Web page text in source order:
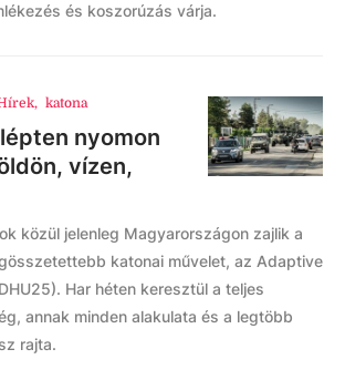
és koszorúzás várja.
, katona
nyomon
vízen,
közül jelenleg Magyarországon zajlik a
katonai művelet, az Adaptive
Har héten keresztül a teljes
annak minden alakulata és a legtöbb
rajta.